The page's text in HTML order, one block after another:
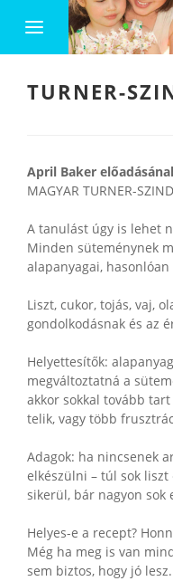
TURNER-
April Baker
MAGYAR TURNER-
A tanulást úgy is lehet
Minden süteménynek
alapanyagai,
Liszt, cukor, tojás, vaj,
gondolkodásnak és az
Helyettesítők:
megváltoztatná a
akkor sokkal tovább
telik, vagy több
Adagok: ha nincsenek
elkészülni – túl sok
sikerül, bár nagyon sok
Helyes-e a recept?
Még ha meg is van
sem biztos, hogy jó